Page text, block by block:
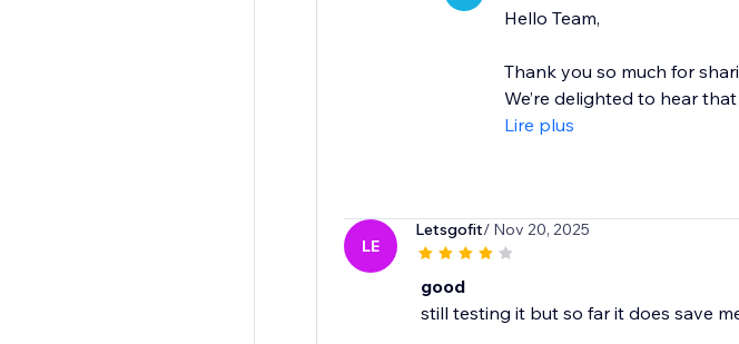
Hello Team,
Thank you so much for
We’re delighted to hear
Lire plus
LE
Letsgofit/ Nov 20, 2025
good
still testing it but so far it does save